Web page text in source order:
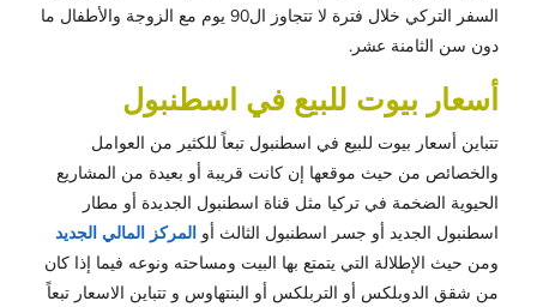
السفر التركي خلال فترة لا تتجاوز ال90 يوم مع الزوجة والأطفال ما
دون سن الثامنة عشر.
أسعار بيوت للبيع في اسطنبول
تتباين أسعار بيوت للبيع في اسطنبول تبعاً للكثير من العوامل
والخصائص من حيث موقعها إن كانت قريبة أو بعيدة من المشاريع
الحيوية الضخمة في تركيا مثل قناة اسطنبول الجديدة أو مطار
اسطنبول الجديد أو جسر اسطنبول الثالث أو المركز المالي الجديد
ومن حيث الإطلالة التي يتمتع بها البيت ومساحته ونوعه فيما إذا كان
من شقق الدوبلكس أو التربلكس أو البنتهاوس و تتباين الاسعار تبعاً